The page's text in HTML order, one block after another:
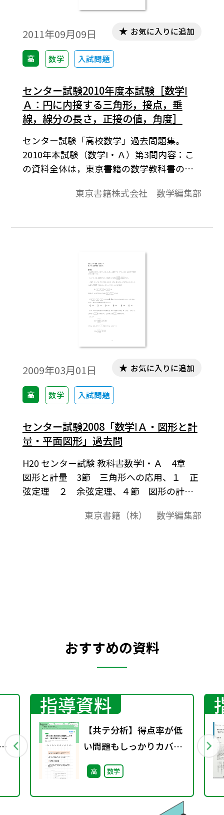
2011年09月09日
高 数学 入試問題
お気に入りに追加
センター試験2010年度本試験［数学Ⅰ
Ａ：円に内接する三角形，接点，垂
線，線分の長さ，正接の値，角度］
センター試験「高校数学」過去問題集。
2010年本試験（数学I・Ａ）第3問内容：こ
の資料全体は，東京書籍の数学教科書の目
ンター試験問題を分類したものです。この資
と解答で構成されています。※コピーして，
東京書籍株式会社 数学編集部
2009年03月01日
高 数学 入試問題
お気に入りに追加
センター試験2008「数学ⅠＡ・図形と計
量・平面図形」過去問
H20 センター試験 教科書数学Ⅰ・Ａ 4章
図形と計量 3節 三角形への応用、１ 正
弦定理 ２ 余弦定理、４節 図形の計
節 円と直線 ２ 接線と弦のつくる角
東京書籍（株） 数学編集部
おすすめの資料
指導資料
【共テ分析】得点率が低
い問題もしっかりカバー
（攻略!共通テストPick
Up）
高 数学